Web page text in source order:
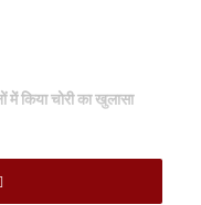
में किया चोरी का खुलासा
निर्माण कार्य में प्रगति लाएं :